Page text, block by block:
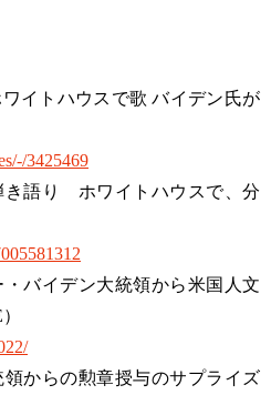
イトハウスで歌 バイデン氏が
3425469
き語り ホワイトハウスで、分
バイデン大統領から米国人文
からの勲章授与のサプライズ